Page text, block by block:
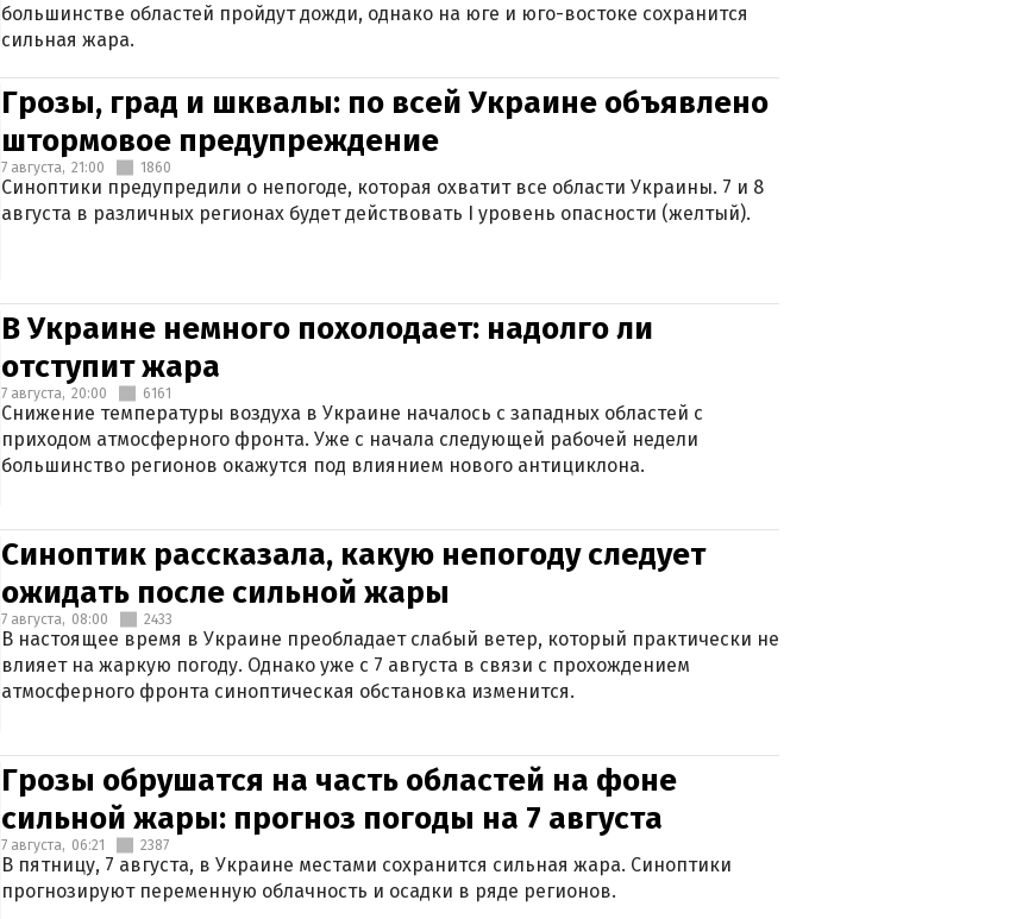
большинстве областей пройдут дожди, однако на юге и юго-востоке сохранится
сильная жара.
Грозы, град и шквалы: по всей Украине объявлено
штормовое предупреждение
7 августа, 21:00 1860
Синоптики предупредили о непогоде, которая охватит все области Украины. 7 и 8
августа в различных регионах будет действовать I уровень опасности (желтый).
В Украине немного похолодает: надолго ли
отступит жара
7 августа, 20:00 6161
Снижение температуры воздуха в Украине началось с западных областей с
приходом атмосферного фронта. Уже с начала следующей рабочей недели
большинство регионов окажутся под влиянием нового антициклона.
Синоптик рассказала, какую непогоду следует
ожидать после сильной жары
7 августа, 08:00 2433
В настоящее время в Украине преобладает слабый ветер, который практически не
влияет на жаркую погоду. Однако уже с 7 августа в связи с прохождением
атмосферного фронта синоптическая обстановка изменится.
Грозы обрушатся на часть областей на фоне
сильной жары: прогноз погоды на 7 августа
7 августа, 06:21 2387
В пятницу, 7 августа, в Украине местами сохранится сильная жара. Синоптики
прогнозируют переменную облачность и осадки в ряде регионов.